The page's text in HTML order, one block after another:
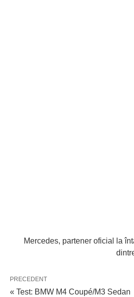
Mercedes, partener oficial la
PRECEDENT
« Test: BMW M4 Coupé/M3 Sedan